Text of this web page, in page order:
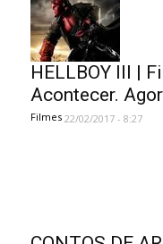
HELLBOY III |
Acontecer.
Filmes 22/02/2017 - 8:27